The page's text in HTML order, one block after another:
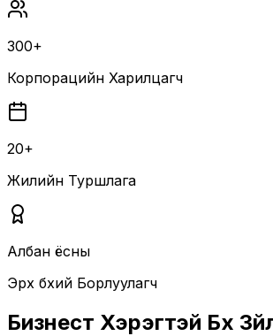
300+
Корпорацийн Харилцагч
20+
Жилийн Туршлага
Албан ёсны
Эрх бүхий Борлуулагч
Бизнест Хэрэгтэй Бүх